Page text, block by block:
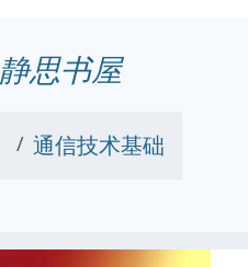
静思书屋
通信技术基础